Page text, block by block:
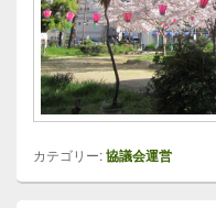
カテゴリー:協議会運営